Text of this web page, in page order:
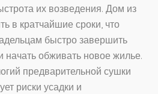
их возведения. Дом из
в кратчайшие сроки, что
быстро завершить
начать обживать новое жилье.
предварительной сушки
риски усадки и